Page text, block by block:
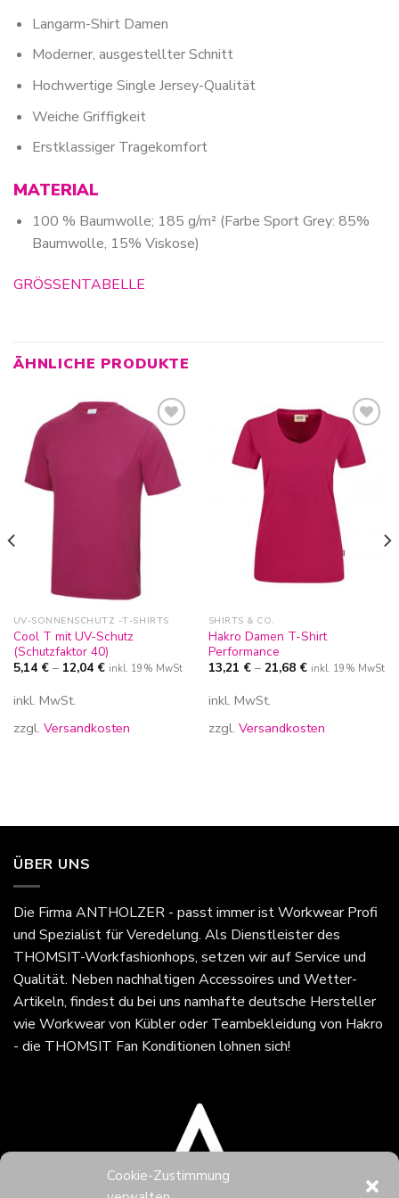
Cookie-Zustimmung
Langarm-Shirt Damen
Moderner, ausgestellter Schnitt
Hochwertige Single Jersey-Qualität
Weiche Griffigkeit
Erstklassiger Tragekomfort
MATERIAL
100 % Baumwolle; 185 g/m² (Farbe Sport Grey: 85%
Baumwolle, 15% Viskose)
GRÖSSENTABELLE
ÄHNLICHE PRODUKTE
Zur
Wunschliste
hinzufügen
UV-SONNENSCHUTZ -T-SHIRTS
Cool T mit UV-Schutz
(Schutzfaktor 40)
5,14 €– 12,04 € inkl. 19% MwSt
inkl. MwSt.
zzgl. Versandkosten
Wunschliste
hinzufügen
SHIRTS & CO.
Hakro Damen T-Shirt
Performance
13,21 €– 21,68 € inkl. 19% MwSt
inkl. MwSt.
zzgl. Versandkosten
ÜBER UNS
Die Firma ANTHOLZER - passt immerist Workwear Profi
und Spezialist für Veredelung. Als Dienstleister des
THOMSIT-Workfashionhops, setzen wir auf Service und
Qualität. Neben nachhaltigen Accessoires und Wetter-
Artikeln, findest du bei uns namhafte deutsche Hersteller
wie Workwear von Kübler oder Teambekleidung von Hakro
- die THOMSIT Fan Konditionen lohnen sich!